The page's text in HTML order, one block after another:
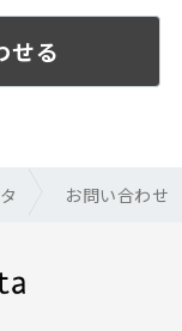
せる
お問い合わせ